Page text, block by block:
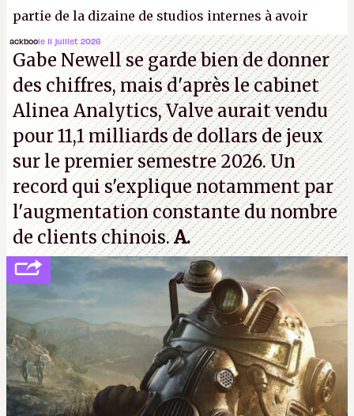
partie de la dizaine de studios internes à avoir
travaillé sur cetAssassin's Creedsous la direction
d'Ubisoft Singapour.A.
ackboole 11 juillet 2026
Gabe Newell se garde bien de donner
des chiffres, mais d'après le cabinet
Alinea Analytics, Valve aurait vendu
pour 11,1 milliards de dollars de jeux
sur le premier semestre 2026. Un
record qui s'explique notamment par
l'augmentation constante du nombre
de clients chinois.A.